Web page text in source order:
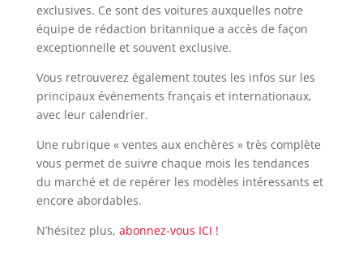
exclusives. Ce sont des voitures auxquelles notre
équipe de rédaction britannique a accès de façon
exceptionnelle et souvent exclusive.
Vous retrouverez également toutes les infos sur les
principaux événements français et internationaux,
avec leur calendrier.
Une rubrique « ventes aux enchères » très complète
vous permet de suivre chaque mois les tendances
du marché et de repérer les modèles intéressants et
encore abordables.
N’hésitez plus, abonnez-vous ICI !